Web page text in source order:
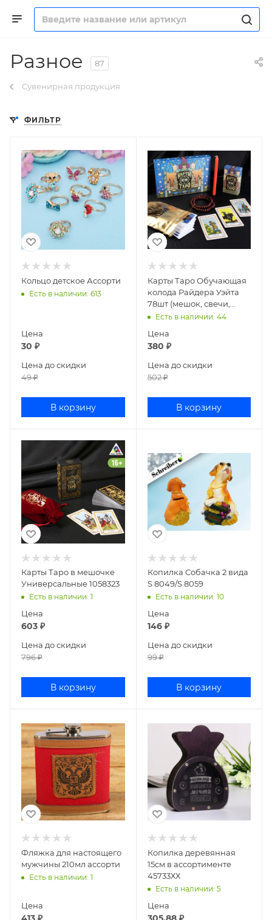
Разное 87
Сувенирная продукция
ФИЛЬТР
Кольцо детское Ассорти
Есть в наличии: 613
Цена
30 ₽
Цена до скидки
49₽
В корзину
Карты Таро Обучающая
колода Райдера Уэйта
78шт (мешок, свечи,
четки) 4551003
Есть в наличии: 44
Цена
380 ₽
Цена до скидки
502₽
В корзину
Карты Таро в мешочке
Универсальные 1058323
Есть в наличии: 1
Цена
603 ₽
Цена до скидки
796₽
В корзину
Копилка Собачка 2 вида
S 8049/S 8059
Есть в наличии: 10
Цена
146₽
Цена до скидки
99₽
В корзину
Фляжка для настоящего
мужчины 210мл ассорти
Есть в наличии: 1
Цена
Копилка деревянная
15см в ассортименте
45733ХХ
Есть в наличии: 5
Цена